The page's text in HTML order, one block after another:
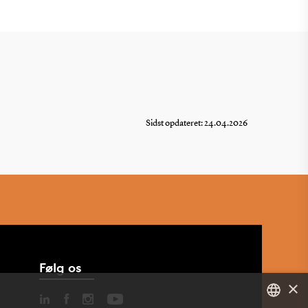
Sidst opdateret: 24.04.2026
Følg os
×